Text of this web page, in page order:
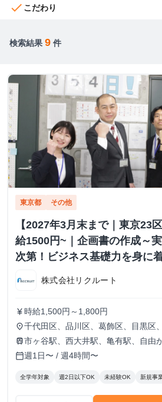
check こだわり
検索結果 9 件
東京都 その他
【2027年3月末まで｜東京23
給1500円~｜企画書の作成～
次第！ビジネス基礎力を身に
株式会社リクルート
currency_yen 時給1,500円～1,800円
place千代田区、品川区、葛飾区、目黒区
train市ヶ谷駅、西大井駅、亀有駅、自由
茶屋駅
calendar_today週1日〜 / 週4時間〜
全学年対象 週2日以下OK 未経験OK 新規事